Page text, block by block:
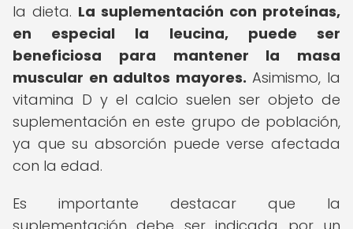
la dieta. La suplementación con proteínas,
en especial la leucina, puede ser
beneficiosa para mantener la masa
muscular en adultos mayores. Asimismo, la
vitamina D y el calcio suelen ser objeto de
suplementación en este grupo de población,
ya que su absorción puede verse afectada
con la edad.
Es importante destacar que la